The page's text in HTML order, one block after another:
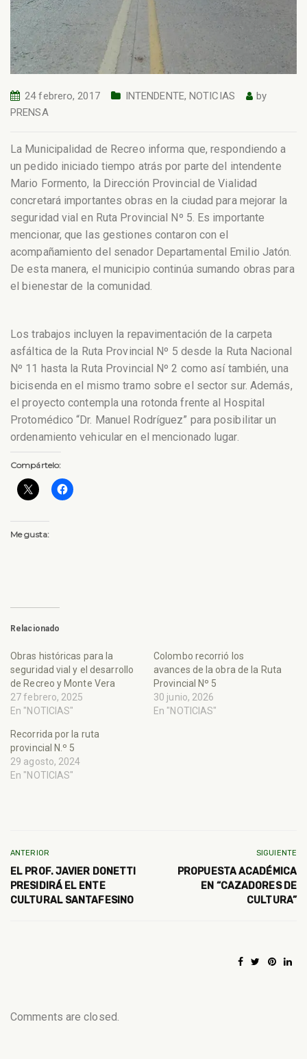
24 febrero, 2017 INTENDENTE,NOTICIAS
by
PRENSA
La Municipalidad de Recreo informa que, respondiendo a
un pedido iniciado tiempo atrás por parte del intendente
Mario Formento, la Dirección Provincial de Vialidad
concretará importantes obras en la ciudad para mejorar la
seguridad vial en Ruta Provincial Nº 5. Es importante
mencionar, que las gestiones contaron con el
acompañamiento del senador Departamental Emilio Jatón.
De esta manera, el municipio continúa sumando obras para
el bienestar de la comunidad.
Los trabajos incluyen la repavimentación de la carpeta
asfáltica de la Ruta Provincial Nº 5 desde la Ruta Nacional
Nº 11 hasta la Ruta Provincial Nº 2 como así también, una
bicisenda en el mismo tramo sobre el sector sur. Además,
el proyecto contempla una rotonda frente al Hospital
Protomédico “Dr. Manuel Rodríguez” para posibilitar un
ordenamiento vehicular en el mencionado lugar.
Compártelo:
Me gusta:
Relacionado
Obras históricas para la
seguridad vial y el desarrollo
de Recreo y Monte Vera
27 febrero, 2025
En "NOTICIAS"
Colombo recorrió los
avances de la obra de la Ruta
Provincial Nº 5
30 junio, 2026
En "NOTICIAS"
Recorrida por la ruta
provincial N.º 5
29 agosto, 2024
En "NOTICIAS"
ANTERIOR
EL PROF. JAVIER DONETTI
PRESIDIRÁ EL ENTE
CULTURAL SANTAFESINO
SIGUIENTE
PROPUESTA ACADÉMICA
EN “CAZADORES DE
CULTURA”
Comments are closed.